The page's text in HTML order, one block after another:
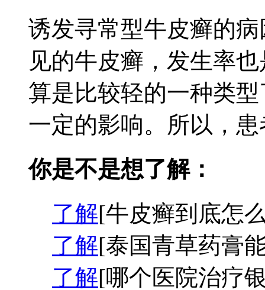
诱发寻常型牛皮癣的
见的牛皮癣，发生率
算是比较轻的一种类
一定的影响。所以，
你是不是想了解：
了解[牛皮癣到底怎
了解[泰国青草药膏
了解[哪个医院治疗